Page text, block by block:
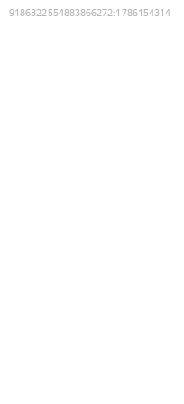
9186322554883866272:1786154314